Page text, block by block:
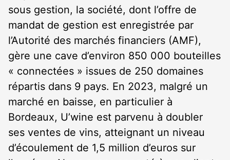
sous gestion, la société, dont l’offre de
mandat de gestion est enregistrée par
l’Autorité des marchés financiers (AMF),
gère une cave d’environ 850 000 bouteilles
« connectées » issues de 250 domaines
répartis dans 9 pays. En 2023, malgré un
marché en baisse, en particulier à
Bordeaux, U’wine est parvenu à doubler
ses ventes de vins, atteignant un niveau
d’écoulement de 1,5 million d’euros sur